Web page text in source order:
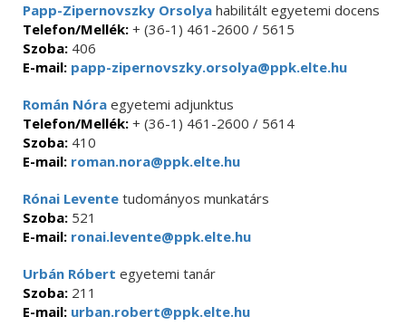
Papp-Zipernovszky Orsolya habilitált egyetemi docens
Telefon/Mellék: + (36-1) 461-2600 / 5615
Szoba: 406
E-mail: papp-zipernovszky.orsolya@ppk.elte.hu
Román Nóra egyetemi adjunktus
Telefon/Mellék: + (36-1) 461-2600 / 5614
Szoba: 410
E-mail: roman.nora@ppk.elte.hu
Rónai Levente tudományos munkatárs
Szoba: 521
E-mail: ronai.levente@ppk.elte.hu
Urbán Róbert egyetemi tanár
Szoba: 211
E-mail: urban.robert@ppk.elte.hu